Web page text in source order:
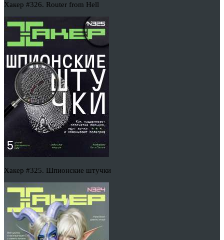
Хакер #326. Router from Hell
Хакер #325. Шпионские штучки